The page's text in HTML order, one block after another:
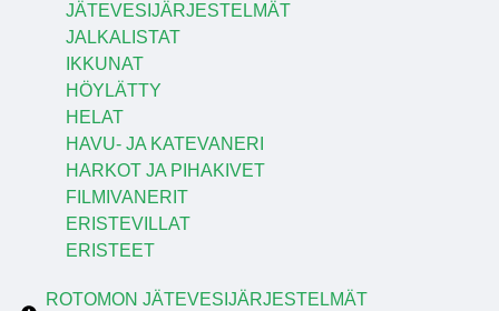
JÄTEVESIJÄRJESTELMÄT
JALKALISTAT
IKKUNAT
HÖYLÄTTY
HELAT
HAVU- JA KATEVANERI
HARKOT JA PIHAKIVET
FILMIVANERIT
ERISTEVILLAT
ERISTEET
ROTOMON JÄTEVESIJÄRJESTELMÄT